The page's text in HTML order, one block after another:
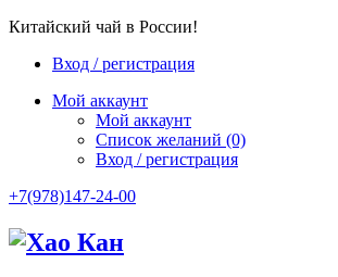
Китайский чай в России!
Вход / регистрация
Мой аккаунт
Мой аккаунт
Список желаний (0)
Вход / регистрация
+7(978)147-24-00